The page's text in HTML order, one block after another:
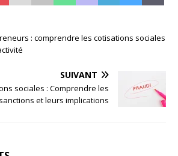
: comprendre les cotisations sociales
SUIVANT
sociales : Comprendre les
sanctions et leurs implications